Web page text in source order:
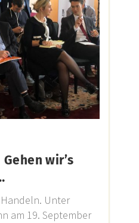
wir’s
Unter
am 19. September